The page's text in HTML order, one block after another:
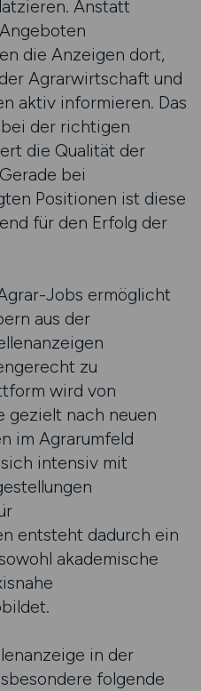
Anstatt
die Anzeigen dort,
Agrarwirtschaft und
aktiv informieren. Das
der richtigen
die Qualität der
bei
Positionen ist diese
für den Erfolg der
Jobs ermöglicht
aus der
zu
wird von
gezielt nach neuen
im Agrarumfeld
intensiv mit
entsteht dadurch ein
akademische
in der
folgende